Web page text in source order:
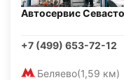
Автосервис
+7 (499) 653-72-12
Беляево(1,59 км)